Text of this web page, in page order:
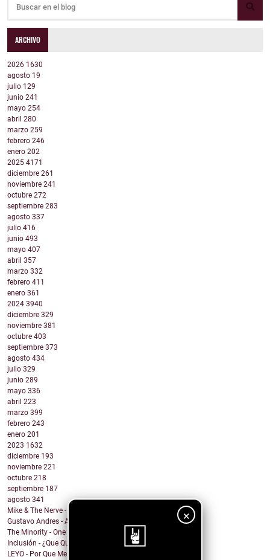
×
ARCHIVO
2026 1630
agosto 19
julio 129
junio 241
mayo 254
abril 280
marzo 259
febrero 246
enero 202
2025 4171
diciembre 261
noviembre 241
octubre 272
septiembre 283
agosto 337
julio 416
junio 493
mayo 407
abril 357
marzo 332
febrero 411
enero 361
2024 3940
diciembre 329
noviembre 381
octubre 403
septiembre 373
agosto 434
julio 329
junio 289
mayo 336
abril 223
marzo 399
febrero 243
enero 201
2023 1632
diciembre 193
noviembre 221
octubre 218
septiembre 187
agosto 341
Mike & The Nerve - Fool's Gold, False Idols
Gustavo Andres - AiRA
The Minority - One Of A Kind
Inclusión - ¿Que Quieres de Mí?
LEYO - Por Que Me Haces Llorar